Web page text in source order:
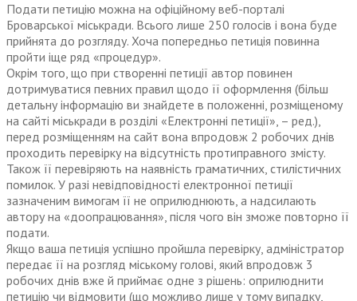
Подати петицію можна на офіційному веб-порталі
Броварської міськради. Всього лише 250 голосів і вона буде
прийнята до розгляду. Хоча попередньо петиція повинна
пройти іще ряд «процедур».
Окрім того, що при створенні петиції автор повинен
дотримуватися певних правил щодо її оформлення (більш
детальну інформацію ви знайдете в положенні, розміщеному
на сайті міськради в розділі «Електронні петиції», – ред.),
перед розміщенням на сайт вона впродовж 2 робочих днів
проходить перевірку на відсутність протиправного змісту.
Також її перевіряють на наявність граматичних, стилістичних
помилок. У разі невідповідності електронної петиції
зазначеним вимогам її не оприлюднюють, а надсилають
автору на «доопрацювання», після чого він зможе повторно її
подати.
Якщо ваша петиція успішно пройшла перевірку, адміністратор
передає її на розгляд міському голові, який впродовж 3
робочих днів вже й приймає одне з рішень: оприлюднити
петицію чи відмовити (що можливо лише у тому випадку,